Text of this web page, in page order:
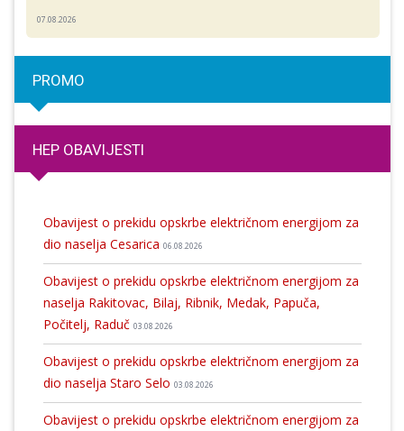
07.08.2026
PROMO
HEP OBAVIJESTI
Obavijest o prekidu opskrbe električnom energijom za
dio naselja Cesarica 06.08.2026
Obavijest o prekidu opskrbe električnom energijom za
naselja Rakitovac, Bilaj, Ribnik, Medak, Papuča,
Počitelj, Raduč 03.08.2026
Obavijest o prekidu opskrbe električnom energijom za
dio naselja Staro Selo 03.08.2026
Obavijest o prekidu opskrbe električnom energijom za